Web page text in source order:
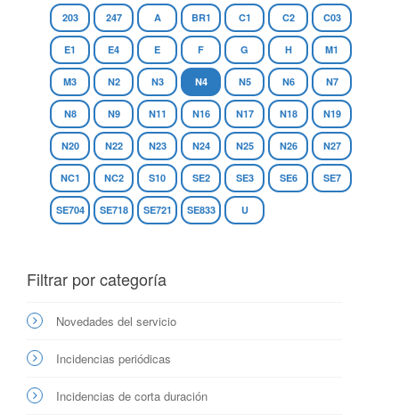
203 247 A BR1 C1 C2 C03
E1 E4 E F G H M1
M3 N2 N3 N4 N5 N6 N7
N8 N9 N11 N16 N17 N18 N19
N20 N22 N23 N24 N25 N26 N27
NC1 NC2 S10 SE2 SE3 SE6 SE7
SE704 SE718 SE721 SE833 U
Filtrar por categoría
Novedades del servicio
Incidencias periódicas
Incidencias de corta duración